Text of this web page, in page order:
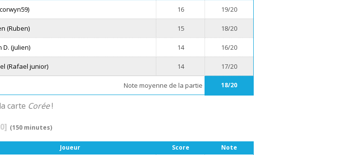
16 19/20
(Ruben) 15 18/20
D. (julien) 14 16/20
(Rafael junior) 14 17/20
Note moyenne de la partie 18/20
carte Corée!
(150 minutes)
Joueur Score Note